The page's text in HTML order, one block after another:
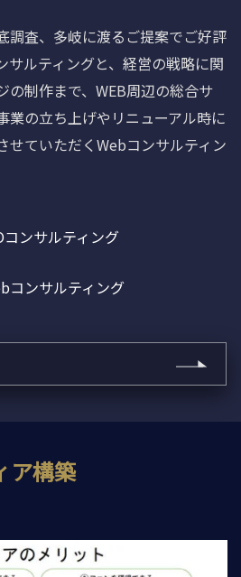
調査、多岐に渡るご提案でご好評
サルティングと、経営の戦略に関
の制作まで、WEB周辺の総合サ
業の立ち上げやリニューアル時に
せていただくWebコンサルティン
コンサルティング
コンサルティング
ア構築